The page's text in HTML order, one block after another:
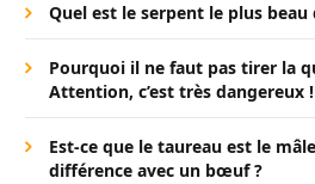
Quel est le serpent le plus beau
Pourquoi il ne faut pas tirer la
Attention, c’est très dangereux !
Est-ce que le taureau est le
différence avec un bœuf ?